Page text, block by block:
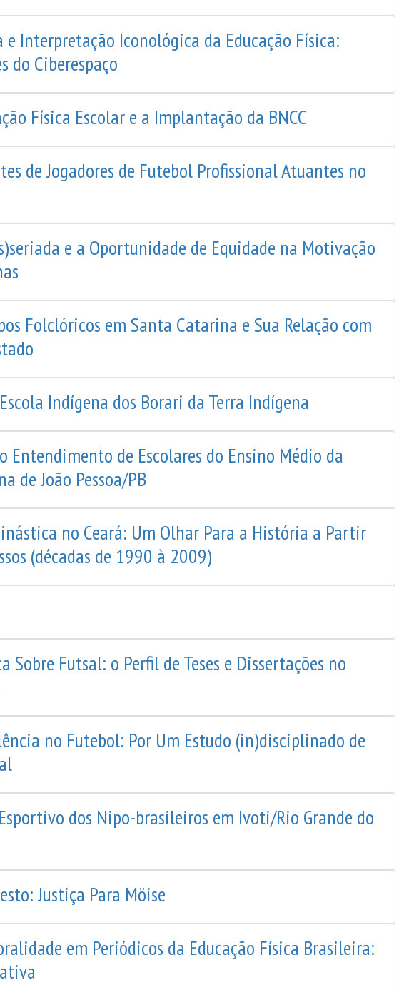
Interpretação Iconológica da Educação Física:
do Ciberespaço
Física Escolar e a Implantação da BNCC
de Jogadores de Futebol Profissional Atuantes no
e a Oportunidade de Equidade na Motivação
Folclóricos em Santa Catarina e Sua Relação com
Indígena dos Borari da Terra Indígena
Entendimento de Escolares do Ensino Médio da
de João Pessoa/PB
no Ceará: Um Olhar Para a História a Partir
(décadas de 1990 à 2009)
Sobre Futsal: o Perfil de Teses e Dissertações no
no Futebol: Por Um Estudo (in)disciplinado de
dos Nipo-brasileiros em Ivoti/Rio Grande do
Justiça Para Möise
em Periódicos da Educação Física Brasileira: